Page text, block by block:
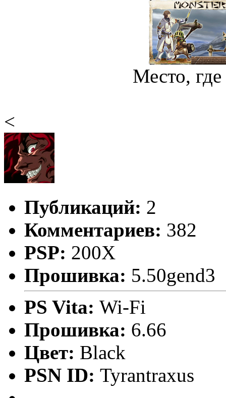
Место,
<
Публикаций: 2
Комментариев: 382
PSP: 200X
Прошивка: 5.50gend3
PS Vita: Wi-Fi
Прошивка: 6.66
Цвет: Black
PSN ID: Tyrantraxus